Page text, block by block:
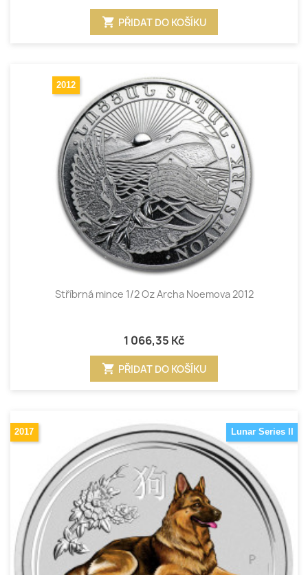
shopping_cart PŘIDAT DO KOŠÍKU
2012
Stříbrná mince 1/2 Oz Archa Noemova 2012
1 066,35 Kč
shopping_cart PŘIDAT DO KOŠÍKU
Lunar Series II
2017